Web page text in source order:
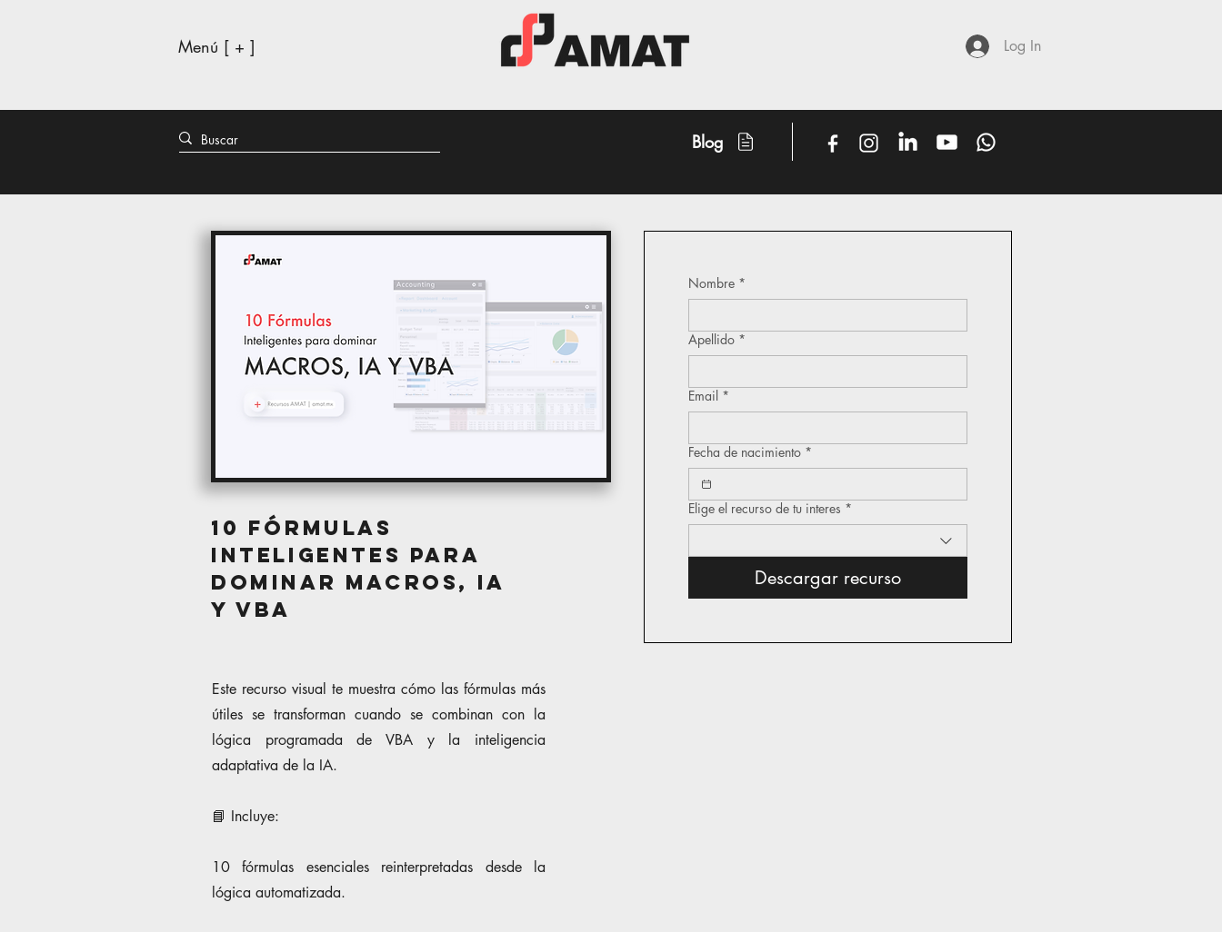
Menú [ + ] Log In
Blog
10 Fórmulas
Inteligentes para
Dominar Macros, IA
y VBA
Este recurso visual te muestra cómo las fórmulas más
útiles se transforman cuando se combinan con la
lógica programada de VBA y la inteligencia
adaptativa de la IA.
📘 Incluye:
10 fórmulas esenciales reinterpretadas desde la
lógica automatizada.
Nombre *
Apellido *
Email *
Fecha de nacimiento *
Elige el recurso de tu interes *
Descargar recurso